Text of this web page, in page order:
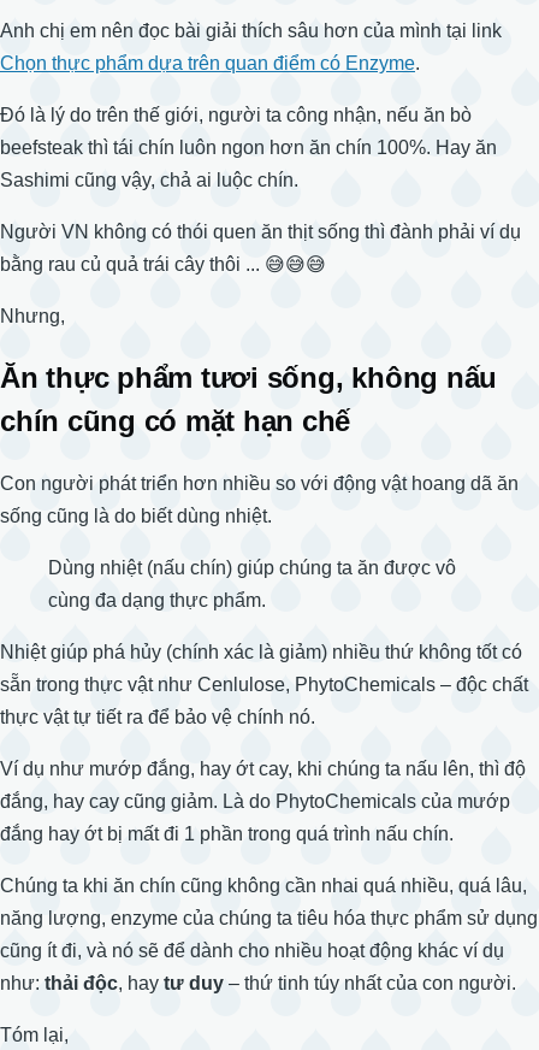
Anh chị em nên đọc bài giải thích sâu hơn của mình tại link
Chọn thực phẩm dựa trên quan điểm có Enzyme.
Đó là lý do trên thế giới, người ta công nhận, nếu ăn bò
beefsteak thì tái chín luôn ngon hơn ăn chín 100%. Hay ăn
Sashimi cũng vậy, chả ai luộc chín.
Người VN không có thói quen ăn thịt sống thì đành phải ví dụ
bằng rau củ quả trái cây thôi ... 😅😅😅
Nhưng,
Ăn thực phẩm tươi sống, không nấu
chín cũng có mặt hạn chế
Con người phát triển hơn nhiều so với động vật hoang dã ăn
sống cũng là do biết dùng nhiệt.
Dùng nhiệt (nấu chín) giúp chúng ta ăn được vô
cùng đa dạng thực phẩm.
Nhiệt giúp phá hủy (chính xác là giảm) nhiều thứ không tốt có
sẵn trong thực vật như Cenlulose, PhytoChemicals – độc chất
thực vật tự tiết ra để bảo vệ chính nó.
Ví dụ như mướp đắng, hay ớt cay, khi chúng ta nấu lên, thì độ
đắng, hay cay cũng giảm. Là do PhytoChemicals của mướp
đắng hay ớt bị mất đi 1 phần trong quá trình nấu chín.
Chúng ta khi ăn chín cũng không cần nhai quá nhiều, quá lâu,
năng lượng, enzyme của chúng ta tiêu hóa thực phẩm sử dụng
cũng ít đi, và nó sẽ để dành cho nhiều hoạt động khác ví dụ
như: thải độc, hay tư duy – thứ tinh túy nhất của con người.
Tóm lại,